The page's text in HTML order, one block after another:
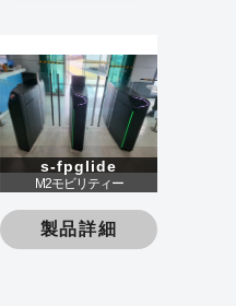
s-fpglide
M2モビリティー
製品詳細